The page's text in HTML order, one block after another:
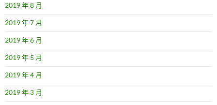
2019 年 8 月
2019 年 7 月
2019 年 6 月
2019 年 5 月
2019 年 4 月
2019 年 3 月